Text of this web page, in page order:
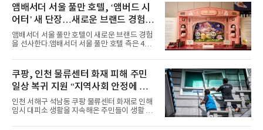
력을 앞세워 매 무대 색다른 볼거리를 선사했다.
특히 화사한 파스텔 톤의 비치웨어부터 청량한
마린룩, 햇살 아래 반짝이는 물결을 연상시키는
스커트, 강렬한 붉은 계열의 스타일링까지 각기
다른 매력을 선보였다. 브브걸은 다채로운 여름
패션을 완벽하게 소화하며 보
앰배서더 서울 풀만 호텔, ‘앰버드 시
어터’ 새 단장…새로운 브랜드 경험 선
사
앰배서더 서울 풀만 호텔이 새로운 브랜드 경험
을 선사한다.앰배서더 서울 풀만 호텔 측은 4일
이야기를 담은 인형 극장 콘셉트의 공간 ‘앰버드
시어터(Ambird Theater)’를 새롭게 선보인
다”고 밝혔다.앰배서더 서울 풀만 호텔은 로비
한편에 마련된 앰버드 존을 통해 앰버드의 세계
관을 소개해왔다. 앰버드 존은 앰버드가 우주여
행 중 수집한 다양한 굿즈를 전시한 '앰버드 플래
닛(Ambird Planet)과 계절별 플라워 연출로 사
쿠팡, 인천 물류센터 화재 피해 주민
일상 복귀 지원 “지역사회 안정에 총
력”
인천 서해구 석남동 쿠팡 물류센터 화재로 인해
임시 대피소 생활을 지속해온 주민들이 생활 터